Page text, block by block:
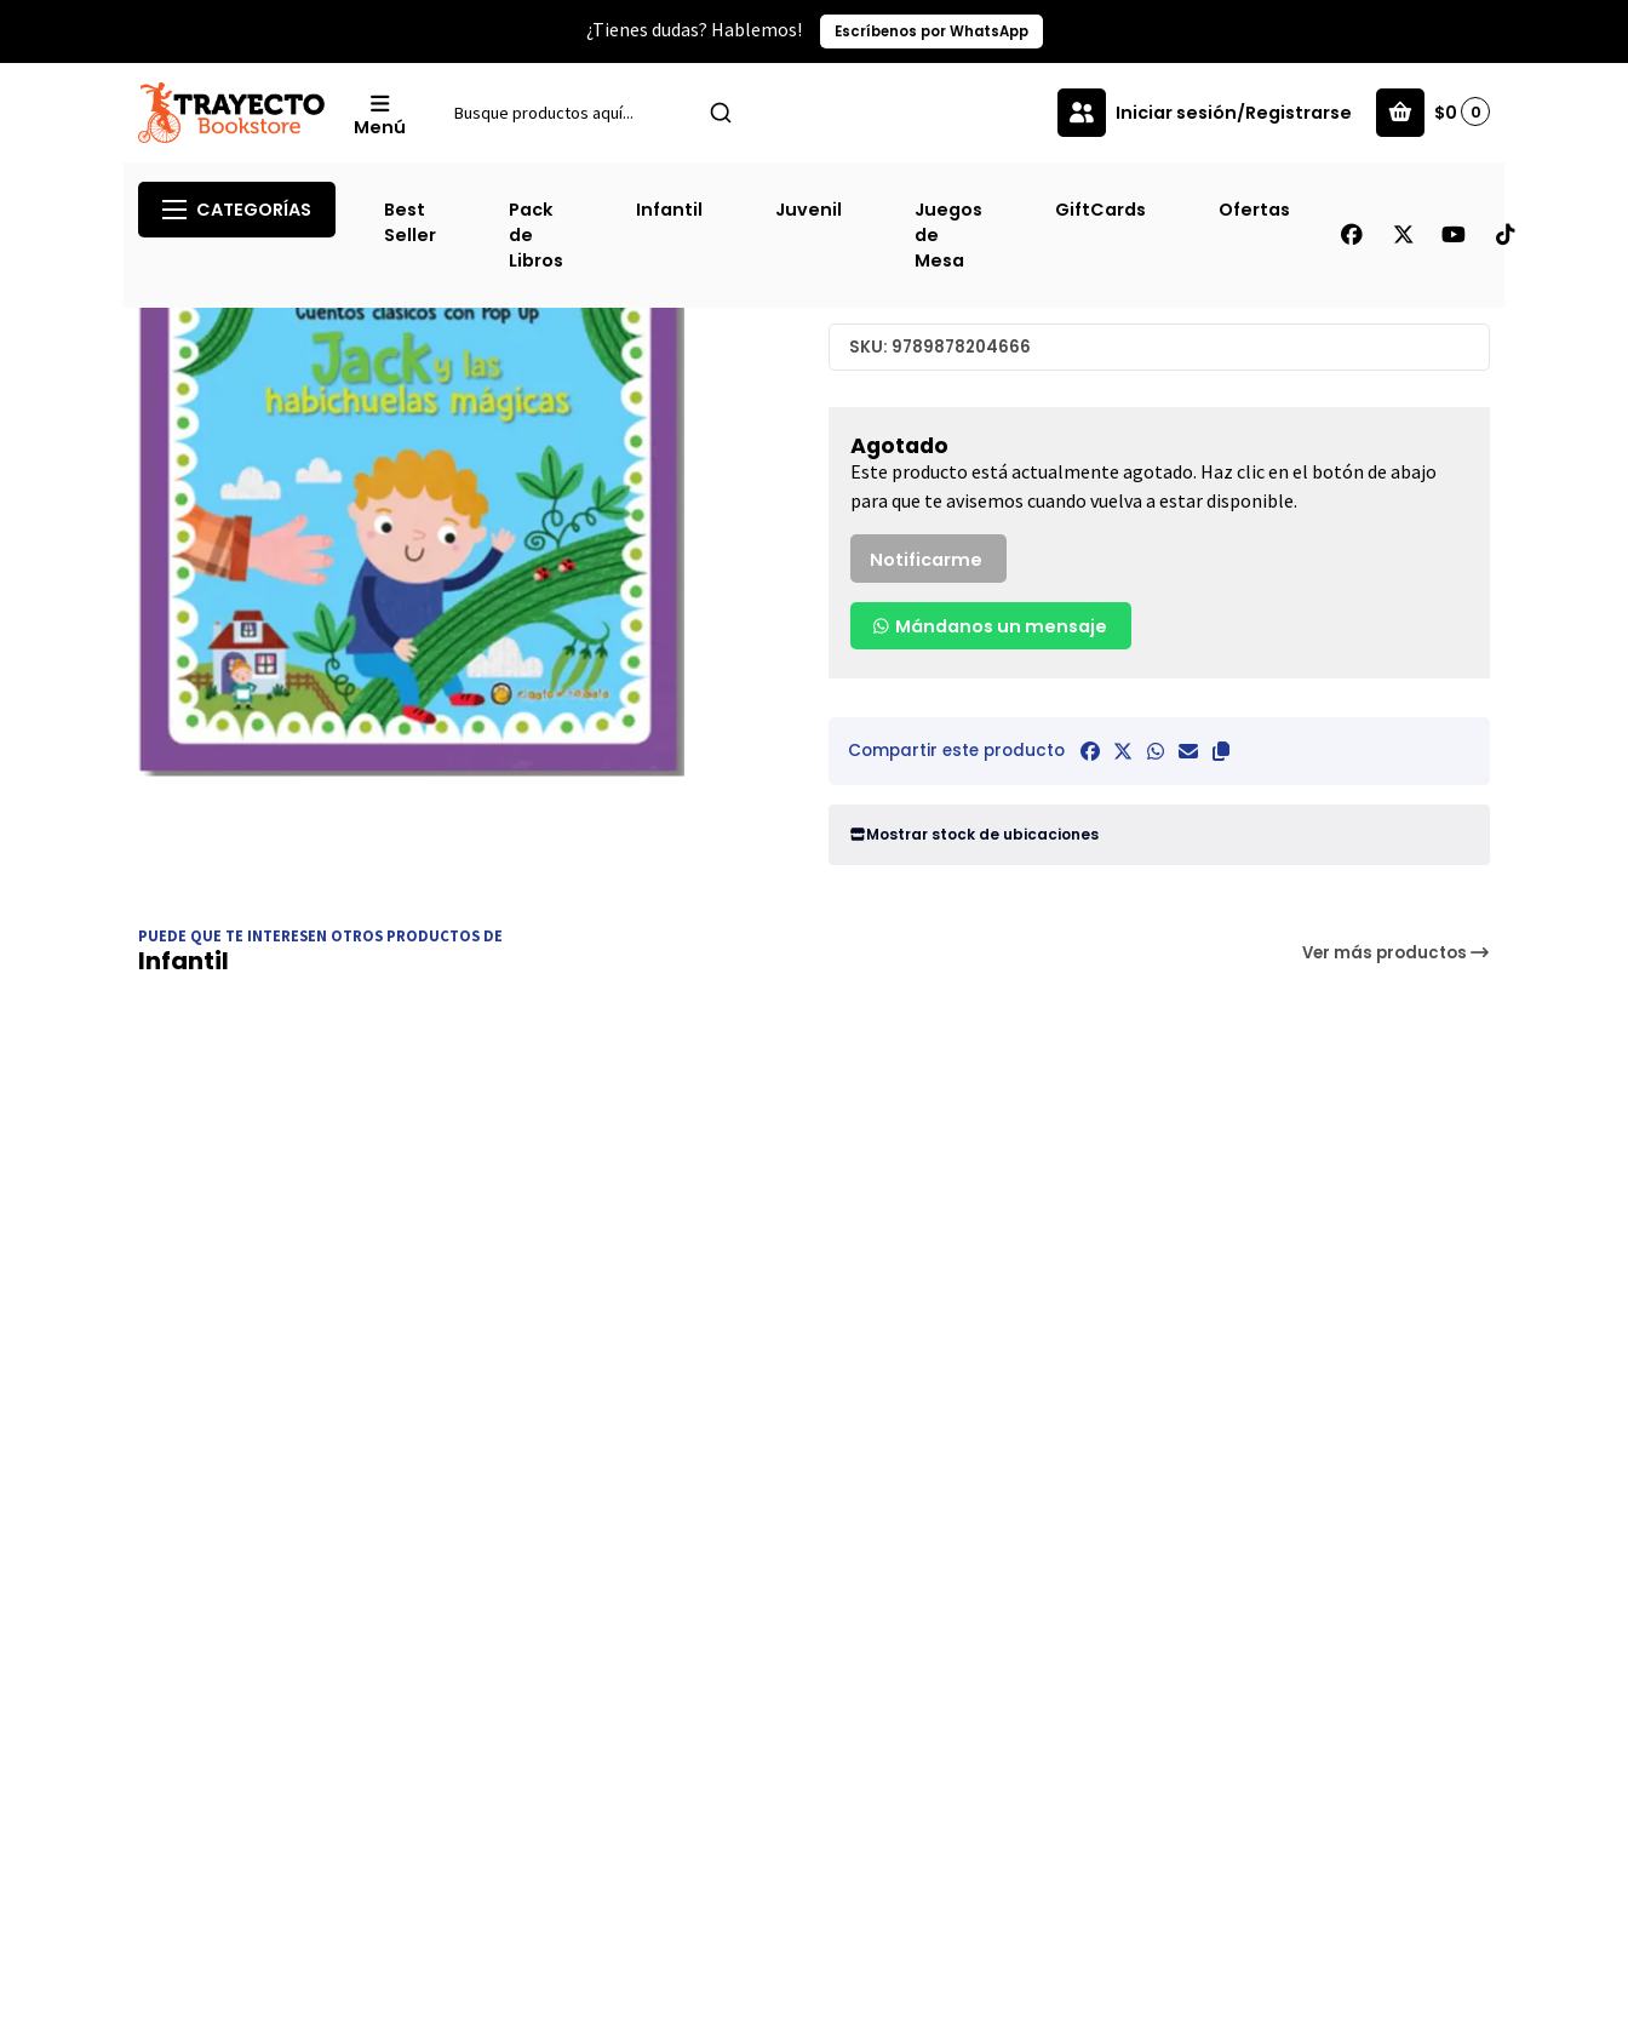
¿Tienes dudas? Hablemos! Escríbenos por WhatsApp
Menú
Iniciar sesión/Registrarse $0 0
CATEGORÍAS
Best
Seller
Pack
de
Libros
Infantil Juvenil
Juegos
de
Mesa
GiftCards Ofertas
Jack Y Las Habichuelas Magicas - Pop Up
SKU: 9789878204666
Agotado
Este producto está actualmente agotado. Haz clic en el botón de abajo
para que te avisemos cuando vuelva a estar disponible.
Notificarme
Mándanos un mensaje
Compartir este producto
Mostrar stock de ubicaciones
PUEDE QUE TE INTERESEN OTROS PRODUCTOS DE
Infantil Ver más productos